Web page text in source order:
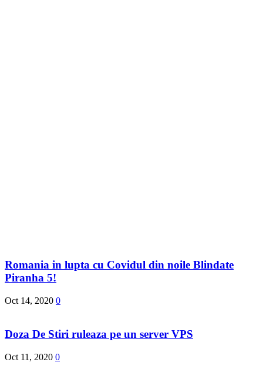
Romania in lupta cu Covidul din noile Blindate
Piranha 5!
Oct 14, 2020 0
Doza De Stiri ruleaza pe un server VPS
Oct 11, 2020 0